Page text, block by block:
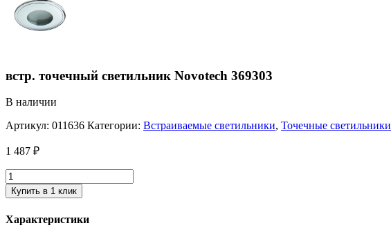
встр. точечный светильник Novotech 369303
В наличии
Артикул: 011636 Категории: Встраиваемые светильники, Точечные светильники
1 487 ₽
Купить в 1 клик
Характеристики